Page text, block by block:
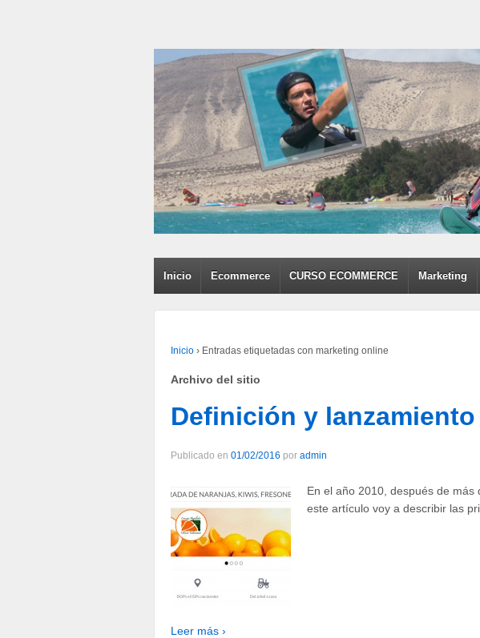
Inicio Ecommerce CURSO ECOMMERCE Marketing
Inicio › Entradas etiquetadas con marketing online
Archivo del sitio
Definición y
Publicado en 01/02/2016 por admin
En el año 2010, después de
este artículo voy a describir las
Leer más ›